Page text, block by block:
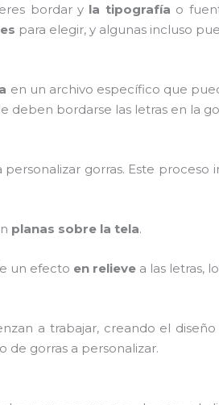
bordar y la tipografía o
para elegir, y algunas incluso
en un archivo específico que
deben bordarse las letras en la
gorras. Este proceso
planas sobre la tela.
un efecto en relieve a las letras,
a trabajar, creando el
gorras a personalizar.